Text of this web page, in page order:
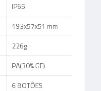
IP65
193x57x51 mm
226g
PA(30% GF)
6 BOTÕES